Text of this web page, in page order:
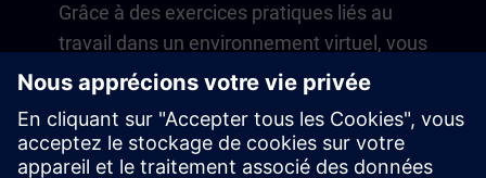
Grâce à des exercices pratiques liés au
travail dans un environnement virtuel, vous
développez des compétences directement
L'apprentissage se poursuit au-delà du
cours avec un abonnement d'un an à notre